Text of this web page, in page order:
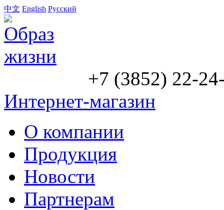
中文 English Русский
+7 (3852) 22-
Интернет-магазин
О компании
Продукция
Новости
Партнерам